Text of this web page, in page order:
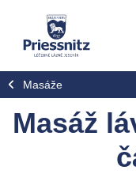
Masáže
Masáž